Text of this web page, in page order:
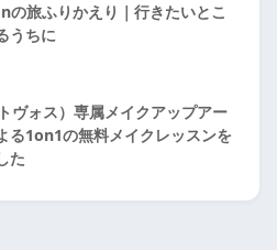
の旅ふりかえり｜行きたいとこ
うちに
ヴォス）専属メイクアップアー
る1on1の無料メイクレッスンを
た